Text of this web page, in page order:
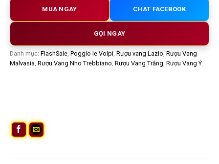
MUA NGAY CHAT FACEBOOK
GỌI NGAY
Danh mục: FlashSale Poggio le Volpi Rượu vang Lazio Rượu Vang
Malvasia Rượu Vang Nho Trebbiano Rượu Vang Trắng Rượu Vang Ý